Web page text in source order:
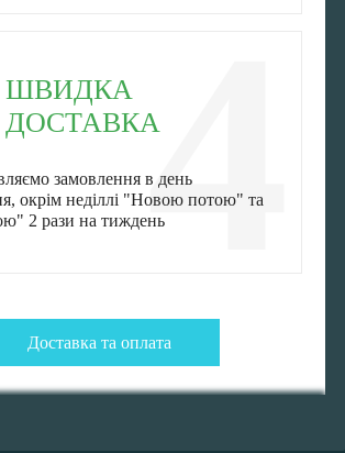
4
ШВИДКА
ДОСТАВКА
замовлення в день
окрім неділлі "Новою потою" та
2 рази на тиждень
Доставка та оплата